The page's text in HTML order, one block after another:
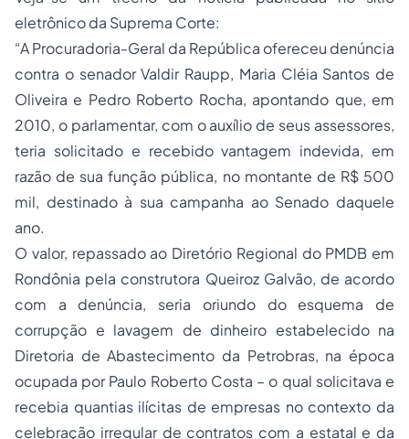
eletrônico da Suprema Corte:
“A Procuradoria-Geral da República ofereceu denúncia
contra o senador Valdir Raupp, Maria Cléia Santos de
Oliveira e Pedro Roberto Rocha, apontando que, em
2010, o parlamentar, com o auxílio de seus assessores,
teria solicitado e recebido vantagem indevida, em
razão de sua função pública, no montante de R$ 500
mil, destinado à sua campanha ao Senado daquele
ano.
O valor, repassado ao Diretório Regional do PMDB em
Rondônia pela construtora Queiroz Galvão, de acordo
com a denúncia, seria oriundo do esquema de
corrupção e lavagem de dinheiro estabelecido na
Diretoria de Abastecimento da Petrobras, na época
ocupada por Paulo Roberto Costa – o qual solicitava e
recebia quantias ilícitas de empresas no contexto da
celebração irregular de contratos com a estatal e da